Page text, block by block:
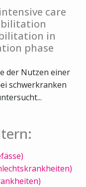
care
in
phase
der Nutzen einer
schwerkranken